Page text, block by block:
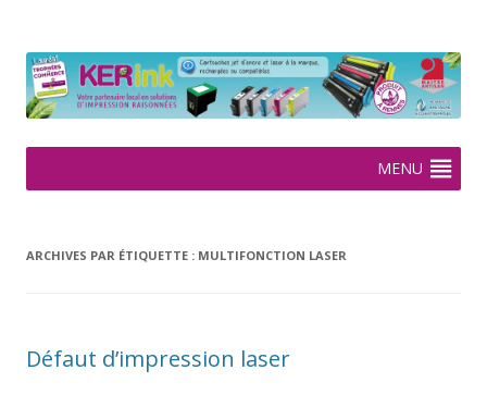
2005
MENU
ARCHIVES PAR ÉTIQUETTE : MULTIFONCTION LASER
Défaut d’impression laser